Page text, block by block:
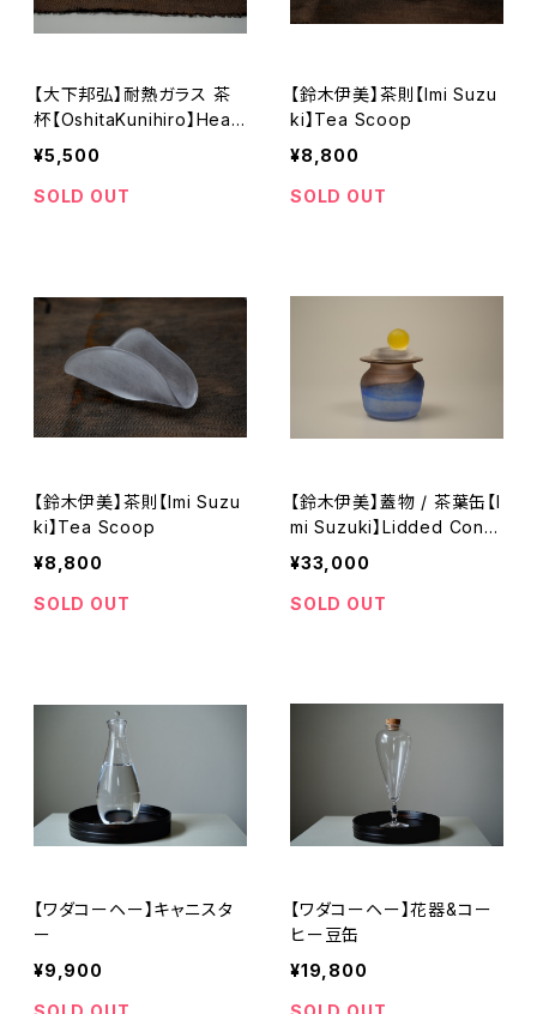
【大下邦弘】耐熱ガラス 茶
杯【OshitaKunihiro】Heat-
resistant glass teacup
¥5,500
SOLD OUT
【鈴木伊美】茶則【Imi Suzu
ki】Tea Scoop
¥8,800
SOLD OUT
【鈴木伊美】茶則【Imi Suzu
ki】Tea Scoop
¥8,800
SOLD OUT
【鈴木伊美】蓋物 / 茶葉缶【I
mi Suzuki】Lidded Conta
iner / Tea Caddy
¥33,000
SOLD OUT
【ワダコーヘー】キャニスタ
ー
¥9,900
【ワダコーヘー】花器&コー
ヒー豆缶
¥19,800